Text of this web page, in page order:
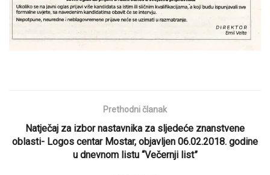
Prethodni članak
Natječaj za izbor nastavnika za sljedeće znanstvene
oblasti- Logos centar Mostar, objavljen 06.02.2018. godine
u dnevnom listu “Večernji list”